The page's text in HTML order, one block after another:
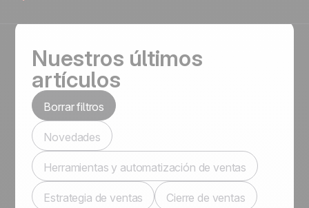
Nuestros últimos
artículos
Borrar filtros
Novedades
Herramientas y automatización de ventas
Estrategia de ventas Cierre de ventas